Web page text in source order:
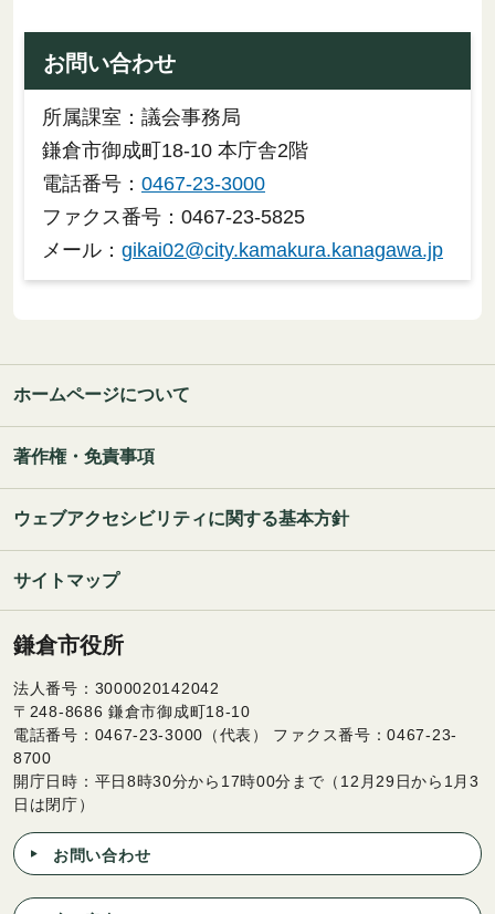
お問い合わせ
所属課室：議会事務局
鎌倉市御成町18-10 本庁舎2階
電話番号： 0467-23-3000
ファクス番号：0467-23-5825
メール： gikai02@city.kamakura.kanagawa.jp
ホームページについて
著作権・免責事項
ウェブアクセシビリティに関する基本方針
サイトマップ
鎌倉市役所
法人番号：3000020142042
〒248-8686 鎌倉市御成町18-10
電話番号：0467-23-3000（代表） ファクス番号：0467-23-
8700
開庁日時：平日8時30分から17時00分まで（12月29日から1月3
日は閉庁）
お問い合わせ